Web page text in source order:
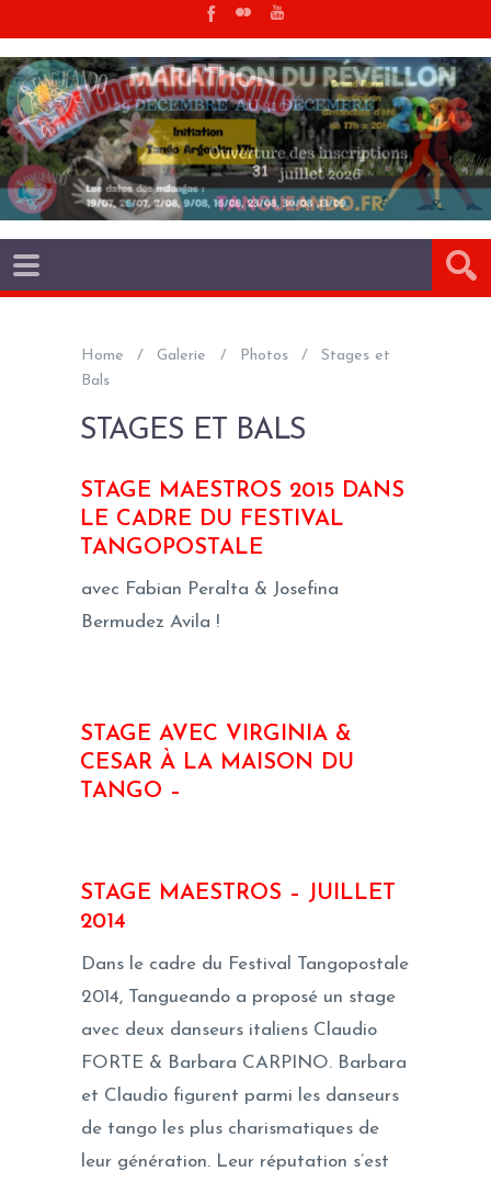
Home Galerie Photos
Stages et
Bals
STAGES ET BALS
STAGE MAESTROS 2015 DANS
LE CADRE DU FESTIVAL
TANGOPOSTALE
avec Fabian Peralta & Josefina
Bermudez Avila !
STAGE AVEC VIRGINIA &
CESAR À LA MAISON DU
TANGO –
STAGE MAESTROS – JUILLET
2014
Dans le cadre du Festival Tangopostale
2014, Tangueando a proposé un stage
avec deux danseurs italiens Claudio
FORTE & Barbara CARPINO. Barbara
et Claudio figurent parmi les danseurs
de tango les plus charismatiques de
leur génération. Leur réputation s’est